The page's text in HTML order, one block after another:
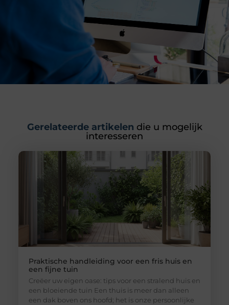
Gerelateerde artikelen die u mogelijk
interesseren
Praktische handleiding voor een fris huis en
een fijne tuin
Creëer uw eigen oase: tips voor een stralend huis en
een bloeiende tuin Een thuis is meer dan alleen
een dak boven ons hoofd; het is onze persoonlijke